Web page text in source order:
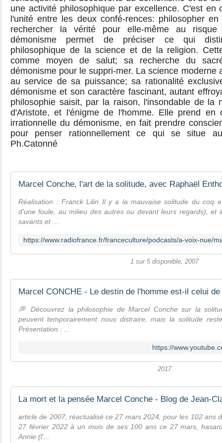
une activité philosophique par excellence. C'est
l'unité entre les deux confé-rences: philosopher
rechercher la vérité pour elle-même au
démonisme permet de préciser ce qui
philosophique de la science et de la religion.
comme moyen de salut; sa recherche du
démonisme pour le suppri-mer. La science moderne
au service de sa puissance; sa rationalité
démonisme et son caractère fascinant, autant
philosophie saisit, par la raison, l'insondable de la
d'Aristote, et l'énigme de l'homme. Elle prend en
irrationnelle du démonisme, en fait prendre
pour penser rationnellement ce qui se situe
Ph.Catonné
Marcel Conche, l'art de la solitude, avec Raphaël
Réalisation : Franck Lilin Il y a la mauvaise solitude du coq
d'une foule, au milieu des autres ou devant leurs regards), et
savants et ...
1 sur 5 disponible, 2007
Marcel CONCHE - Le destin de l'homme est-il celui
💭 Découvrez la philosophie de Marcel Conche sur la
peuvent temporairement nous distraire, mais la solitude
Présentation : ...
https://
2017
La mort et la pensée Marcel Conche - Blog de Jean-
article de 2007, réactualisé ce 27 mars 2024, pour les 102 ans
27 février 2022 à un mois de ses 100 ans ce 27 mars,
Annie (l'...